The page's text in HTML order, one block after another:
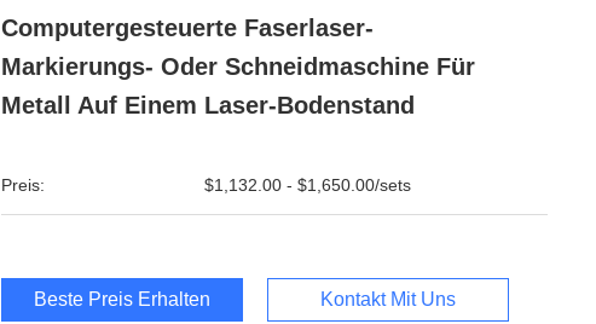
Computergesteuerte Faserlaser-
Markierungs- Oder Schneidmaschine Für
Metall Auf Einem Laser-Bodenstand
Preis: $1,132.00 - $1,650.00/sets
Beste Preis Erhalten Kontakt Mit Uns